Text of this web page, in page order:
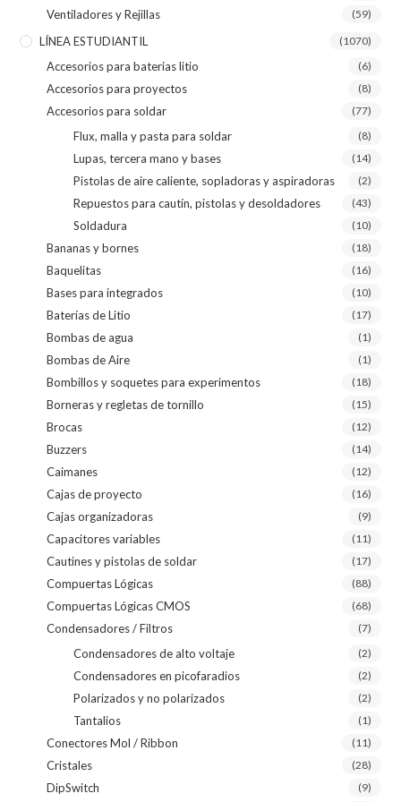
Ventiladores y Rejillas (59)
LÍNEA ESTUDIANTIL (1070)
Accesorios para baterias litio (6)
Accesorios para proyectos (8)
Accesorios para soldar (77)
Flux, malla y pasta para soldar (8)
Lupas, tercera mano y bases (14)
Pistolas de aire caliente, sopladoras y aspiradoras (2)
Repuestos para cautín, pistolas y desoldadores (43)
Soldadura (10)
Bananas y bornes (18)
Baquelitas (16)
Bases para integrados (10)
Baterías de Litio (17)
Bombas de agua (1)
Bombas de Aire (1)
Bombillos y soquetes para experimentos (18)
Borneras y regletas de tornillo (15)
Brocas (12)
Buzzers (14)
Caimanes (12)
Cajas de proyecto (16)
Cajas organizadoras (9)
Capacitores variables (11)
Cautines y pistolas de soldar (17)
Compuertas Lógicas (88)
Compuertas Lógicas CMOS (68)
Condensadores / Filtros (7)
Condensadores de alto voltaje (2)
Condensadores en picofaradios (2)
Polarizados y no polarizados (2)
Tantalios (1)
Conectores Mol / Ribbon (11)
Cristales (28)
DipSwitch (9)